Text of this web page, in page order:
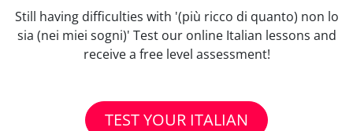
Still having difficulties with '(più ricco di quanto) non lo
sia (nei miei sogni)' Test our online Italian lessons and
receive a free level assessment!
TEST YOUR ITALIAN